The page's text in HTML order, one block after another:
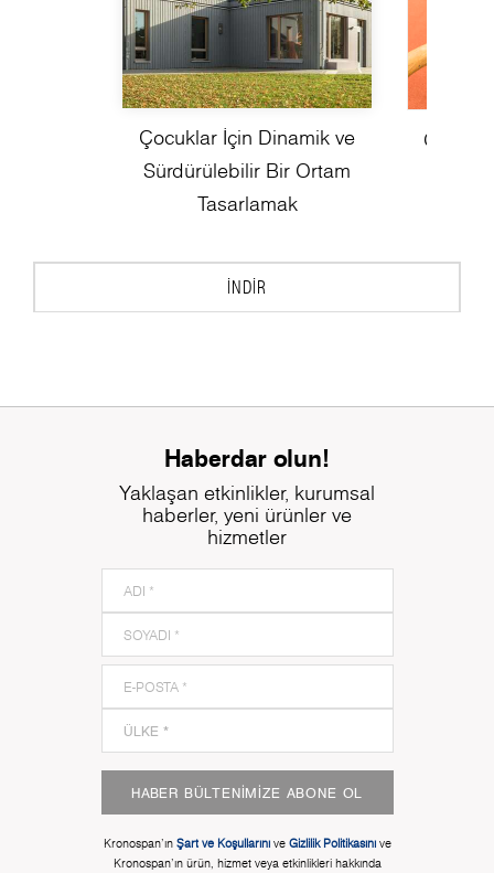
Çocuklar İçin Dinamik ve
Sürdürülebilir Bir Ortam
Tasarlamak
İNDIR
Haberdar olun!
Yaklaşan etkinlikler, kurumsal
haberler, yeni ürünler ve
hizmetler
HABER BÜLTENIMIZE ABONE OL
Kronospan'ın Şart ve Koşullarınıve Gizlilik Politikasınıve
Kronospan'ın ürün, hizmet veya etkinlikleri hakkında